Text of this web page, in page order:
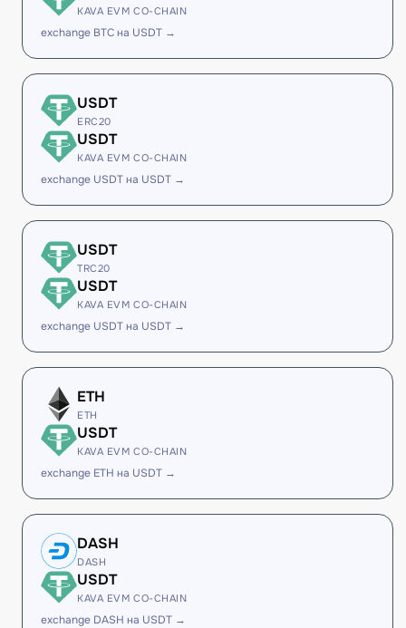
KAVA EVM CO-CHAIN
exchange BTC на USDT →
USDT
ERC20
USDT
KAVA EVM CO-CHAIN
exchange USDT на USDT →
USDT
TRC20
USDT
KAVA EVM CO-CHAIN
exchange USDT на USDT →
ETH
ETH
USDT
KAVA EVM CO-CHAIN
exchange ETH на USDT →
DASH
DASH
USDT
KAVA EVM CO-CHAIN
exchange DASH на USDT →